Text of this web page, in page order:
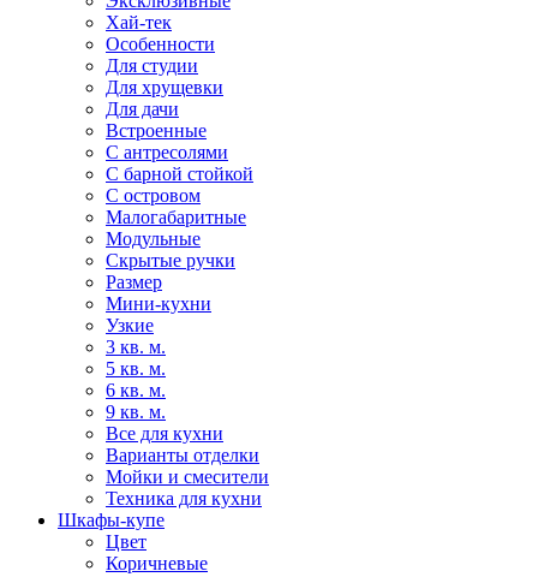
Хай-тек
Особенности
Для студии
Для хрущевки
Для дачи
Встроенные
С антресолями
С барной стойкой
С островом
Малогабаритные
Модульные
Скрытые ручки
Размер
Мини-кухни
Узкие
3 кв. м.
5 кв. м.
6 кв. м.
9 кв. м.
Все для кухни
Варианты отделки
Мойки и смесители
Техника для кухни
Шкафы-купе
Цвет
Коричневые